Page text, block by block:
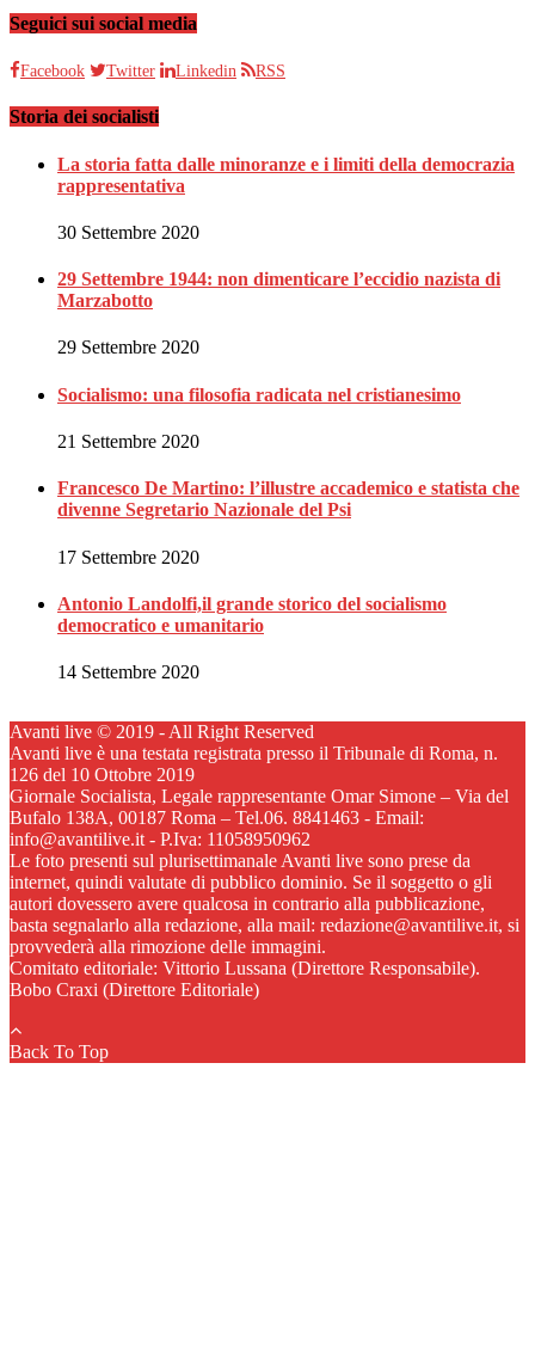
Seguici sui social media
Facebook Twitter Linkedin RSS
Storia dei socialisti
La storia fatta dalle minoranze e i limiti della democrazia
rappresentativa
30 Settembre 2020
29 Settembre 1944: non dimenticare l’eccidio nazista di
Marzabotto
29 Settembre 2020
Socialismo: una filosofia radicata nel cristianesimo
21 Settembre 2020
Francesco De Martino: l’illustre accademico e statista che
divenne Segretario Nazionale del Psi
17 Settembre 2020
Antonio Landolfi,il grande storico del socialismo
democratico e umanitario
14 Settembre 2020
Avanti live © 2019 - All Right Reserved
Avanti live è una testata registrata presso il Tribunale di Roma, n.
126 del 10 Ottobre 2019
Giornale Socialista, Legale rappresentante Omar Simone – Via del
Bufalo 138A, 00187 Roma – Tel.06. 8841463 - Email:
info@avantilive.it - P.Iva: 11058950962
Le foto presenti sul plurisettimanale Avanti live sono prese da
internet, quindi valutate di pubblico dominio. Se il soggetto o gli
autori dovessero avere qualcosa in contrario alla pubblicazione,
basta segnalarlo alla redazione, alla mail: redazione@avantilive.it, si
provvederà alla rimozione delle immagini.
Comitato editoriale: Vittorio Lussana (Direttore Responsabile).
Bobo Craxi (Direttore Editoriale)
Back To Top